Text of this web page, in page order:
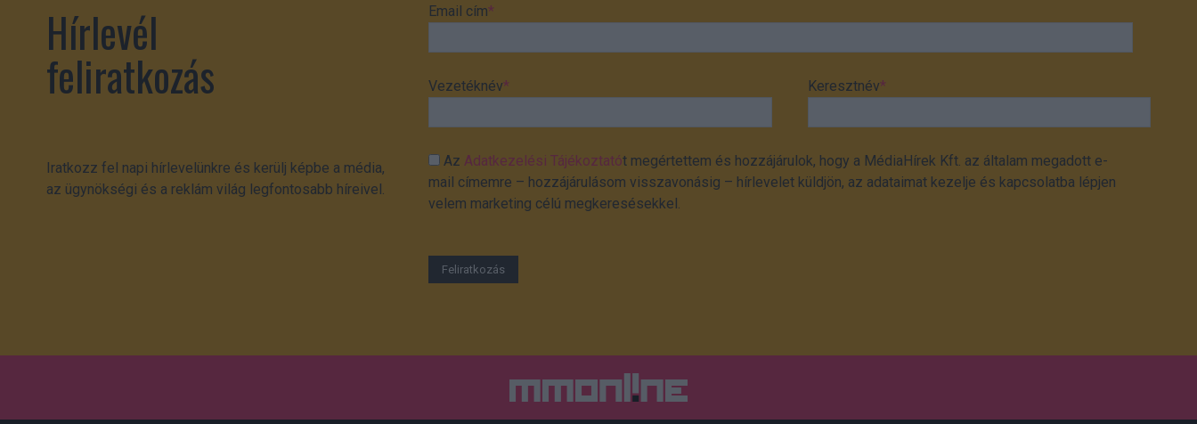
Hírlevél
feliratkozás
Iratkozz fel napi hírlevelünkre és kerülj képbe a média,
az ügynökségi és a reklám világ legfontosabb híreivel.
Email cím*
Vezetéknév* Keresztnév*
AzAdatkezelési Tájékoztatót megértettem és hozzájárulok, hogy a MédiaHírek Kft. az általam megadott e-
mail címemre – hozzájárulásom visszavonásig – hírlevelet küldjön, az adataimat kezelje és kapcsolatba lépjen
velem marketing célú megkeresésekkel.